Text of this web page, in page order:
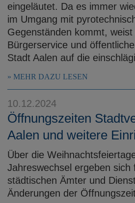
eingeläutet. Da es immer
im Umgang mit
Gegenständen kommt,
Bürgerservice und
Stadt Aalen auf die
MEHR DAZU LESEN
10.12.2024
Öffnungszeiten
Aalen und weitere
Über die
Jahreswechsel ergeben sich
städtischen Ämter und
Änderungen der